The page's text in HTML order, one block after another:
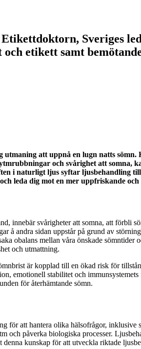
Sveriges
etikett samt
att uppnå en lugn natts sömn.
och svårighet att somna,
i naturligt ljus syftar ljusbehandling
leda dig mot en mer uppfriskande
innebär svårigheter att somna, att förbli
å andra sidan uppstår på grund av
obalans mellan våra önskade sömntider
och utmattning.
är kopplad till en ökad risk för
emotionell stabilitet och
för återhämtande sömn.
för att hantera olika hälsofrågor, inklusive
påverka biologiska processer.
kunskap för att utveckla riktade